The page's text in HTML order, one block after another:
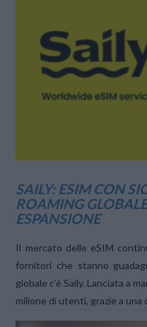
SAILY: ESIM CON
ROAMING
ESPANSIONE
Il mercato delle eSIM
fornitori che stanno
globale c’è Saily. Lanciata a
milione di utenti, grazie a una